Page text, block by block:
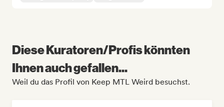
Diese Kuratoren/Profis könnten
Ihnen auch gefallen...
Weil du das Profil von Keep MTL Weird besuchst.